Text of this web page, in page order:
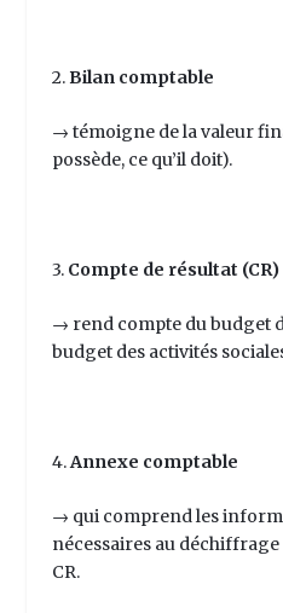
2.Bilan comptable
→ témoigne de la valeur
possède, ce qu’il doit).
3. Compte de résultat (CR)
→ rend compte du budget
budget des activités
4.Annexe comptable
→ qui comprend les
nécessaires au
CR.